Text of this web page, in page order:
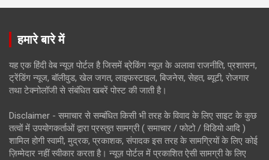
हमारे बारे में
यह एक हिंदी वेब न्यूज़ पोर्टल है जिसमें ब्रेकिंग न्यूज़ के अलावा राजनीति, प्रशासन,
ट्रेंडिंग न्यूज, बॉलीवुड, खेल जगत, लाइफस्टाइल, बिजनेस, सेहत, ब्यूटी, रोजगार
तथा टेक्नोलॉजी से संबंधित खबरें पोस्ट की जाती है।
Disclaimer - समाचार से सम्बंधित किसी भी तरह के विवाद के लिए साइट के कुछ
तत्वों में उपयोगकर्ताओं द्वारा प्रस्तुत सामग्री ( समाचार / फोटो / विडियो आदि )
शामिल होगी स्वामी, मुद्रक, प्रकाशक, संपादक इस तरह के सामग्रियों के लिए कोई
ज़िम्मेदार नहीं स्वीकार करता है। न्यूज़ पोर्टल में प्रकाशित ऐसी सामग्री के लिए